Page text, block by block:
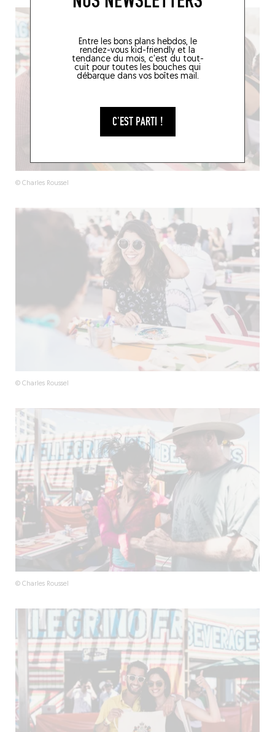
Entre les bons plans hebdos, le
rendez-vous kid-friendly et la
tendance du mois, c'est du tout-
cuit pour toutes les bouches qui
débarque dans vos boîtes mail.
C'EST PARTI !
© Charles Roussel
© Charles Roussel
© Charles Roussel